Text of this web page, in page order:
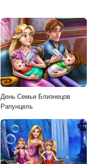
День Семьи Близнецов
Рапунцель